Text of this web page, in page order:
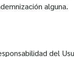
alguna.
del